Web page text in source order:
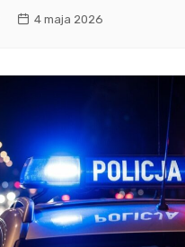
4 maja 2026